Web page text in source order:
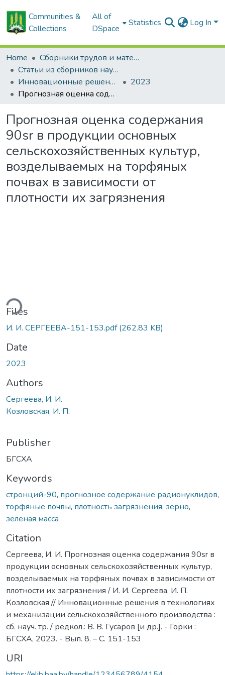
Communities &
Collections
All of
DSpace
Statistics Log In
Home
Сборники трудов и материалов конференций
Статьи из сборников научных трудов
Инновационные решения в технологиях и механизации сельскохозяйственного производства
2023
Прогнозная оценка содержания 90sr в продукции основных сельскохозяйственных культур, возделываемых на торфяных почвах в зависимости от плотности их загрязнения
Прогнозная оценка содержания
90sr в продукции основных
сельскохозяйственных культур,
возделываемых на торфяных
почвах в зависимости от
плотности их загрязнения
Files
И. И. СЕРГЕЕВА-151-153.pdf(262.83 KB)
Date
2023
Authors
Сергеева, И. И.
Козловская, И. П.
Publisher
БГСХА
Keywords
стронций-90, прогнозное содержание радионуклидов,
торфяные почвы, плотность загрязнения, зерно,
зеленая масса
Citation
Сергеева, И. И. Прогнозная оценка содержания 90sr в
продукции основных сельскохозяйственных культур,
возделываемых на торфяных почвах в зависимости от
плотности их загрязнения / И. И. Сергеева, И. П.
Козловская // Инновационные решения в технологиях
и механизации сельскохозяйственного производства :
сб. науч. тр. / редкол.: В. В. Гусаров [и др.]. - Горки :
БГСХА, 2023. - Вып. 8. – С. 151-153
URI